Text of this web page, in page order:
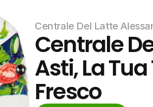
Centrale Del Latte
Centrale
Asti, La
Fresco